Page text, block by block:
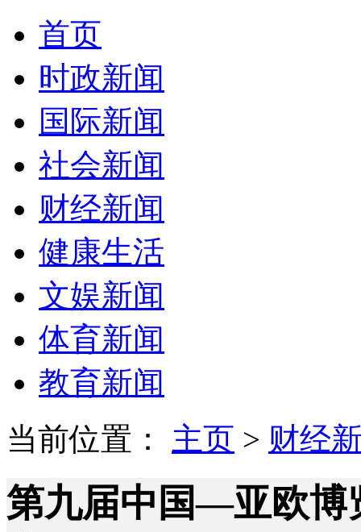
首页
时政新闻
国际新闻
社会新闻
财经新闻
健康生活
文娱新闻
体育新闻
教育新闻
当前位置： 主页 > 财经
第九届中国—亚欧博